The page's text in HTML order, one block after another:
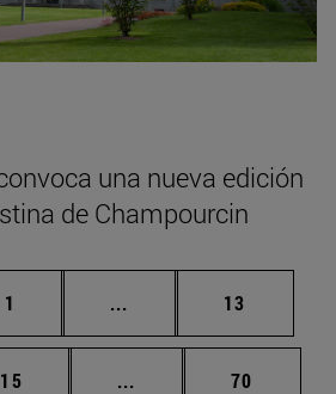
una nueva edición
de Champourcin
Página
1 ... Páginas intermedias
Página
13
Página
15 ... Páginas intermedias
Página
70